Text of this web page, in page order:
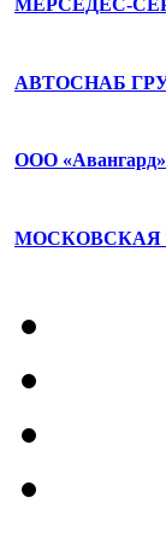
МЕРСЕДЕС-
АВТОСНАБ
ООО «Авангард»
МОСКОВСКАЯ